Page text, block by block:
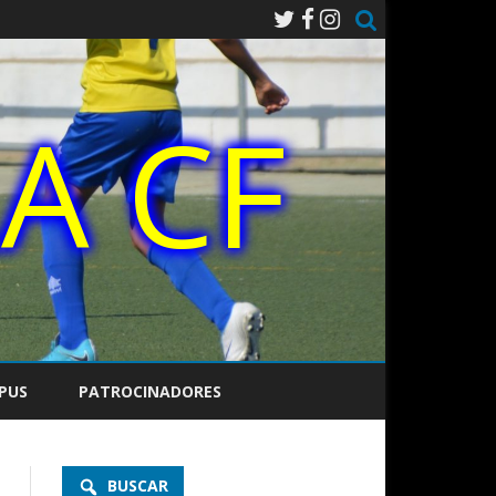
PATROCINADORES
BUSCAR